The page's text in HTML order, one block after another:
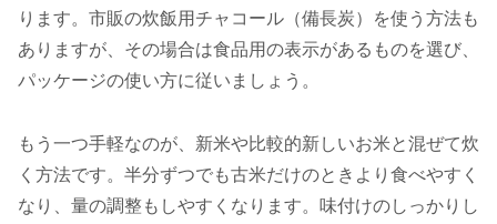
ります。市販の炊飯用チャコール（備長炭）を使う方法も
ありますが、その場合は食品用の表示があるものを選び、
パッケージの使い方に従いましょう。
もう一つ手軽なのが、新米や比較的新しいお米と混ぜて炊
く方法です。半分ずつでも古米だけのときより食べやすく
なり、量の調整もしやすくなります。味付けのしっかりし